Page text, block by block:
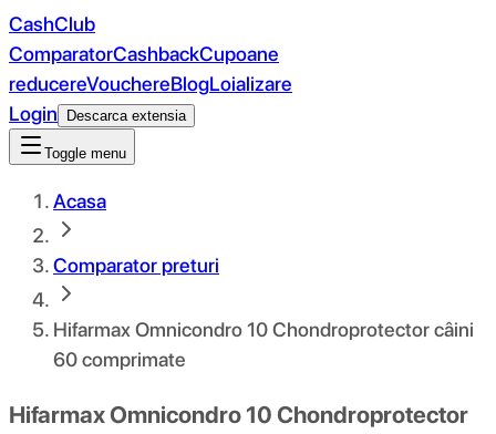
CashClub
ComparatorCashbackCupoane
reducereVouchereBlogLoializare
Login
Descarca extensia
Toggle menu
Acasa
Comparator preturi
Hifarmax Omnicondro 10 Chondroprotector câini
60 comprimate
Hifarmax Omnicondro 10 Chondroprotector